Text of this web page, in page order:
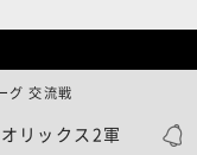
オリックス2軍
交流戦